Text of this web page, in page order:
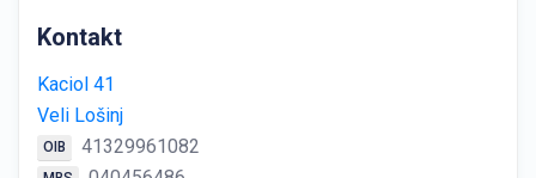
Kontakt
Kaciol 41
Veli Lošinj
OIB 41329961082